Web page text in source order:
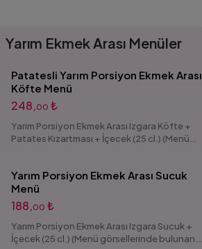
Yarım Ekmek Arası Menüler
Patatesli Yarım Porsiyon Ekmek Arası
Köfte Menü
248,00 ₺
Yarım Porsiyon Ekmek Arası Izgara Köfte +
Patates Kızartması + İçecek (25 cl.) (Menü
Yarım Porsiyon Ekmek Arası Sucuk
Menü
188,00 ₺
Yarım Porsiyon Ekmek Arası Izgara Sucuk +
İçecek (25 cl.) (Menü görsellerinde bulunan